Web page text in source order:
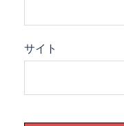
サイト